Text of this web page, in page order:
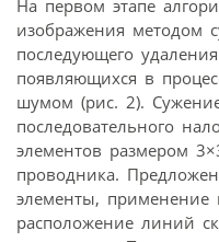
На первом этапе
изображения методом
последующего
появляющихся в
шумом (рис. 2).
последовательного
элементов размером
проводника.
элементы, применение
расположение линий